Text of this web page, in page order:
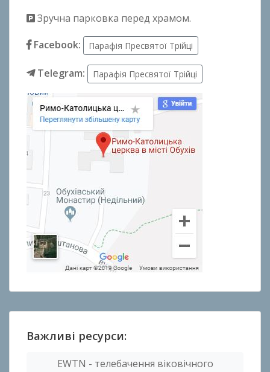
Зручна парковка перед храмом.
Facebook:
Парафія Пресвятої Трійці
Telegram: Парафія Пресвятої Трійці
Важливі ресурси:
EWTN - телебачення віковічного